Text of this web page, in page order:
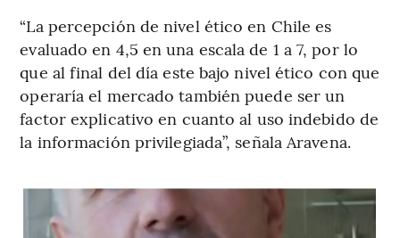
“La percepción de nivel ético en Chile es
evaluado en 4,5 en una escala de 1 a 7, por lo
que al final del día este bajo nivel ético con que
operaría el mercado también puede ser un
factor explicativo en cuanto al uso indebido de
la información privilegiada”, señala Aravena.